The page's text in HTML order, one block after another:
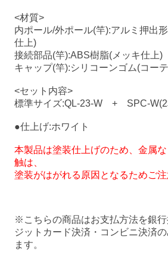
<材質>
内ポール/外ポール(竿):アルミ押出
仕上)
接続部品(竿):ABS樹脂(メッキ仕上)
キャップ(竿):シリコーンゴム(コー
<セット内容>
標準サイズ:QL-23-W + SPC-
●仕上げ:ホワイト
本製品は塗装仕上げのため、金属
触は、
塗装がはがれる原因となるためご注
※こちらの商品はお支払方法を銀
ジットカード決済・コンビニ決済
ます。